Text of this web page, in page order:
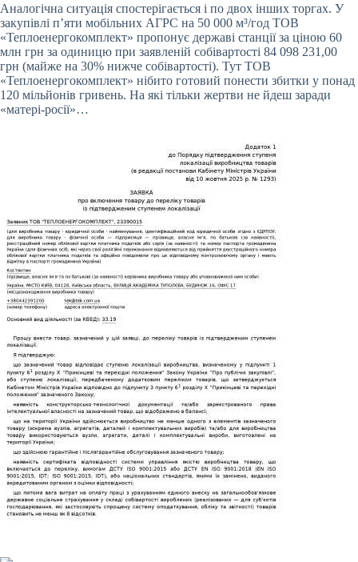
Аналогічна ситуація спостерігається і по двох інших торгах. У
закупівлі п’яти мобільних АГРС на 50 000 м³/год ТОВ
«Теплоенергокомплект» пропонує державі станції за ціною 60
млн грн за одиницю при заявленій собівартості 84 098 231,00
грн (майже на 30% нижче собівартості). Тут ТОВ
«Теплоенергокомплект» нібито готовий понести збитки у понад
120 мільйонів гривень. На які тільки жертви не йдеш заради
«матері-росії»…